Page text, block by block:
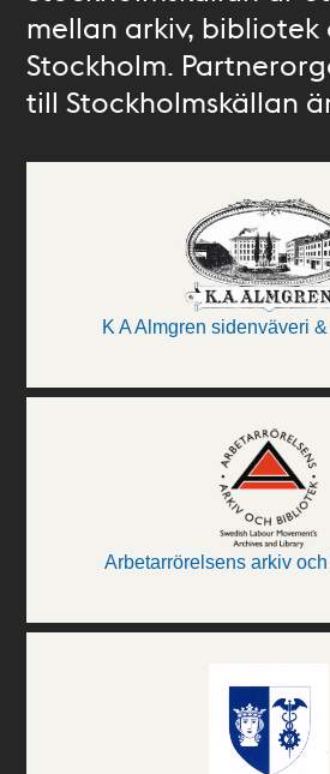
mellan arkiv, bibliotek
Stockholm.
till Stockholmskällan
K A Almgren sidenväveri
Arbetarrörelsens arkiv